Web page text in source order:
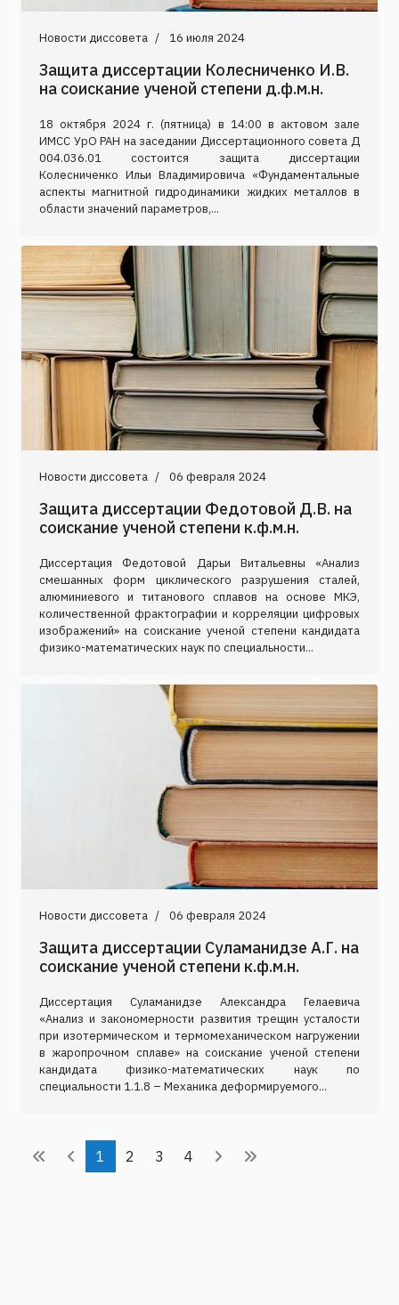
Новости диссовета 16 июля 2024
Защита диссертации Колесниченко И.В.
на соискание ученой степени д.ф.м.н.
18 октября 2024 г. (пятница) в 14:00 в актовом зале
ИМСС УрО РАН на заседании Диссертационного совета Д
004.036.01 состоится защита диссертации
Колесниченко Ильи Владимировича «Фундаментальные
аспекты магнитной гидродинамики жидких металлов в
области значений параметров,...
Новости диссовета 06 февраля 2024
Защита диссертации Федотовой Д.В. на
соискание ученой степени к.ф.м.н.
Диссертация Федотовой Дарьи Витальевны «Анализ
смешанных форм циклического разрушения сталей,
алюминиевого и титанового сплавов на основе МКЭ,
количественной фрактографии и корреляции цифровых
изображений» на соискание ученой степени кандидата
физико-математических наук по специальности...
Новости диссовета 06 февраля 2024
Защита диссертации Суламанидзе А.Г. на
соискание ученой степени к.ф.м.н.
Диссертация Суламанидзе Александра Гелаевича
«Анализ и закономерности развития трещин усталости
при изотермическом и термомеханическом нагружении
в жаропрочном сплаве» на соискание ученой степени
кандидата физико-математических наук по
специальности 1.1.8 – Механика деформируемого...
1 2 3 4